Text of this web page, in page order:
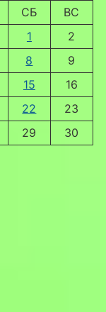
СБ
ВС
1
2
8
9
15
16
22
23
29 30